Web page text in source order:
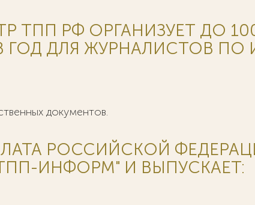
ТПП РФ ОРГАНИЗУЕТ ДО
ДЛЯ ЖУРНАЛИСТОВ ПО
документов.
РОССИЙСКОЙ
ИНФОРМ" И ВЫПУСКАЕТ: